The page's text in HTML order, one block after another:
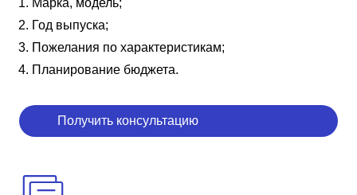
Марка, модель;
Год выпуска;
Пожелания по характеристикам;
Планирование бюджета.
Получить консультацию